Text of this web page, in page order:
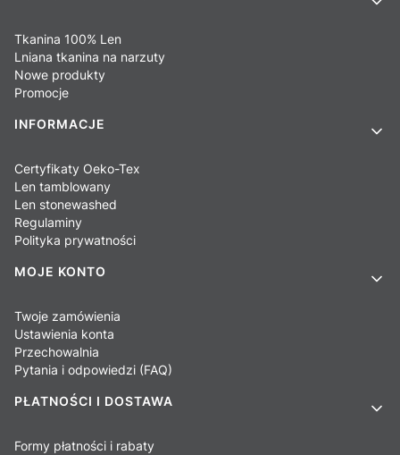
Tkanina 100% Len
Lniana tkanina na narzuty
Nowe produkty
Promocje
INFORMACJE
Certyfikaty Oeko-Tex
Len tamblowany
Len stonewashed
Regulaminy
Polityka prywatności
MOJE KONTO
Twoje zamówienia
Ustawienia konta
Przechowalnia
Pytania i odpowiedzi (FAQ)
PŁATNOŚCI I DOSTAWA
Formy płatności i rabaty